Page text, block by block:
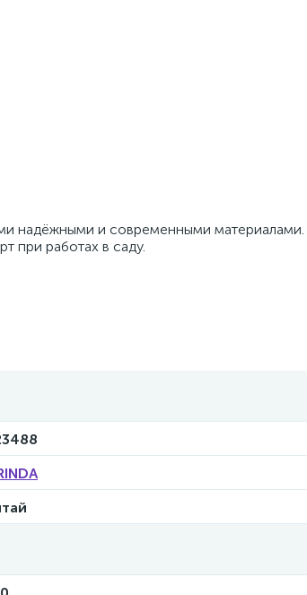
надёжными и современными материалами.
при работах в саду.